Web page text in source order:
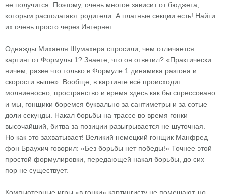
не получится. Поэтому, очень многое зависит от бюджета,
которым располагают родители. А платные секции есть! Найти
их очень просто через Интернет.
Однажды Михаеля Шумахера спросили, чем отличается
картинг от Формулы 1? Знаете, что он ответил? «Практически
ничем, разве что только в Формуле 1 динамика разгона и
скорости выше». Вообще, в картинге всё происходит
молниеносно, пространство и время здесь как бы спрессовано
и мы, гонщики боремся буквально за сантиметры и за сотые
доли секунды. Накал борьбы на трассе во время гонки
высочайший, битва за позиции разыгрывается не шуточная.
Но как это захватывает! Великий немецкий гонщик Манфред
фон Браухич говорил: «Без борьбы нет победы!» Точнее этой
простой формулировки, передающей накал борьбы, до сих
пор не существует.